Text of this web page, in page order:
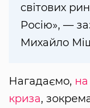
світових
Росію», —
Михайло
Нагадаємо,
криза,